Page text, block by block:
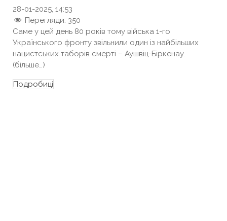
28-01-2025, 14:53
Перегляди: 350
Саме у цей день 80 років тому війська 1-го
Українського фронту звільнили один із найбільших
нацистських таборів смерті – Аушвіц-Біркенау.
(більше…)
Подробиці